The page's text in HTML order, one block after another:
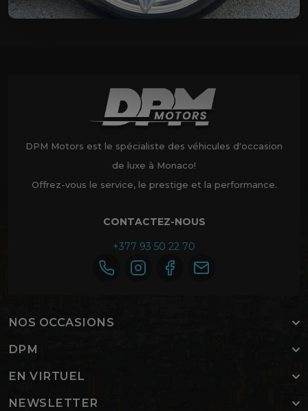
DPM Motors est le spécialiste des véhicules d'occasion
de luxe à Monaco!
Offrez-vous le service, le prestige et la performance.
CONTACTEZ-NOUS
+377 93 50 22 70
NOS OCCASIONS
DPM
EN VIRTUEL
NEWSLETTER